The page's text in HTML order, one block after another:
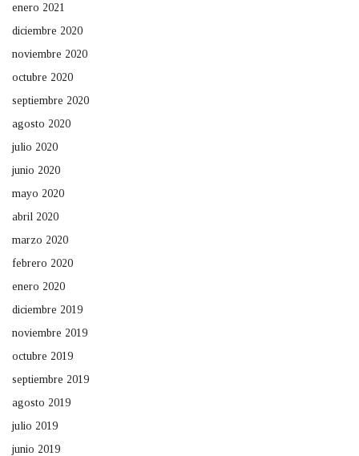
enero 2021
diciembre 2020
noviembre 2020
octubre 2020
septiembre 2020
agosto 2020
julio 2020
junio 2020
mayo 2020
abril 2020
marzo 2020
febrero 2020
enero 2020
diciembre 2019
noviembre 2019
octubre 2019
septiembre 2019
agosto 2019
julio 2019
junio 2019